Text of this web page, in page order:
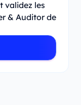
validez les
& Auditor de